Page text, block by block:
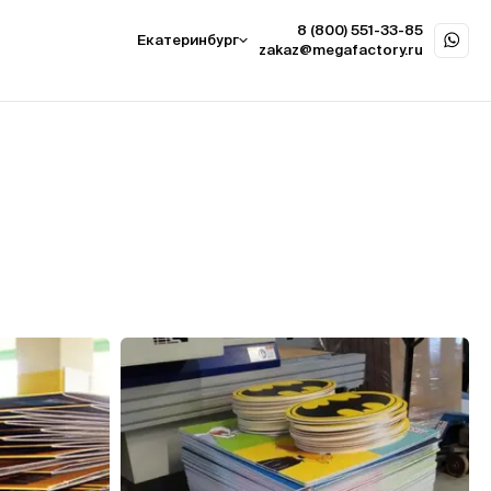
Екатеринбург
8 (800) 551-33-85
zakaz@megafactory.ru